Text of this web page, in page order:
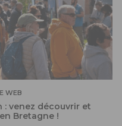
WEB
: venez découvrir et
Bretagne !